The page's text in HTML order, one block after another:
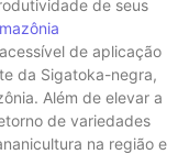
de seus
de aplicação
da Sigatoka-negra,
Além de elevar a
de variedades
na região e